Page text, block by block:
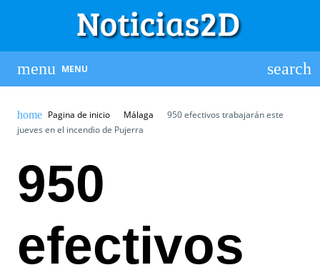
MENU
Pagina de inicio Málaga
950 efectivos trabajarán este
jueves en el incendio de Pujerra
950
efectivos